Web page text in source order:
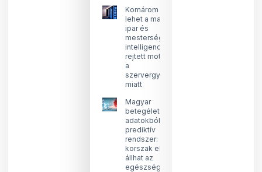
Komárom
lehet a magyar
ipar és
mesterséges
intelligencia új
rejtett motorja
a
szervergyártás
miatt
Magyar
betegéletút-
adatokból
prediktív
rendszer: új
korszak előtt
állhat az
egészségügy